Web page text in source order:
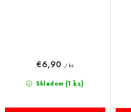
Skladom (1 ks)
€6,90 / ks